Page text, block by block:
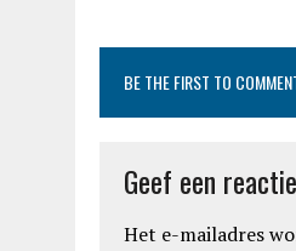
BE THE FIRST TO
Geef een reactie
Het e-mailadres